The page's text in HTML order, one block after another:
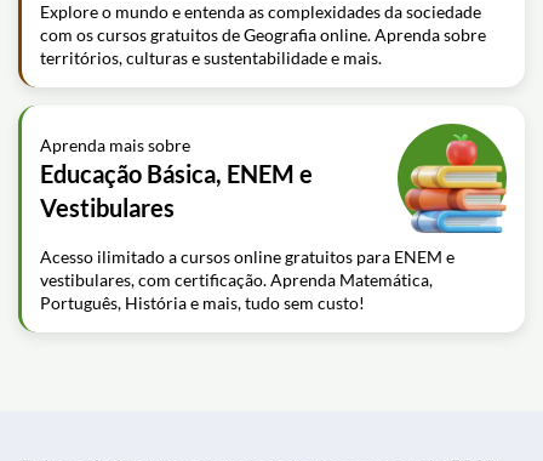
Explore o mundo e entenda as complexidades da sociedade
com os cursos gratuitos de Geografia online. Aprenda sobre
territórios, culturas e sustentabilidade e mais.
Aprenda mais sobre
Educação Básica, ENEM e
Vestibulares
Acesso ilimitado a cursos online gratuitos para ENEM e
vestibulares, com certificação. Aprenda Matemática,
Português, História e mais, tudo sem custo!